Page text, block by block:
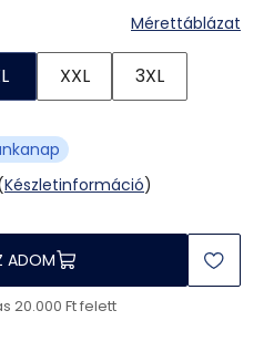
Mérettáblázat
XXL 3XL
Készletinformáció)
ADOM
20.000 Ft felett